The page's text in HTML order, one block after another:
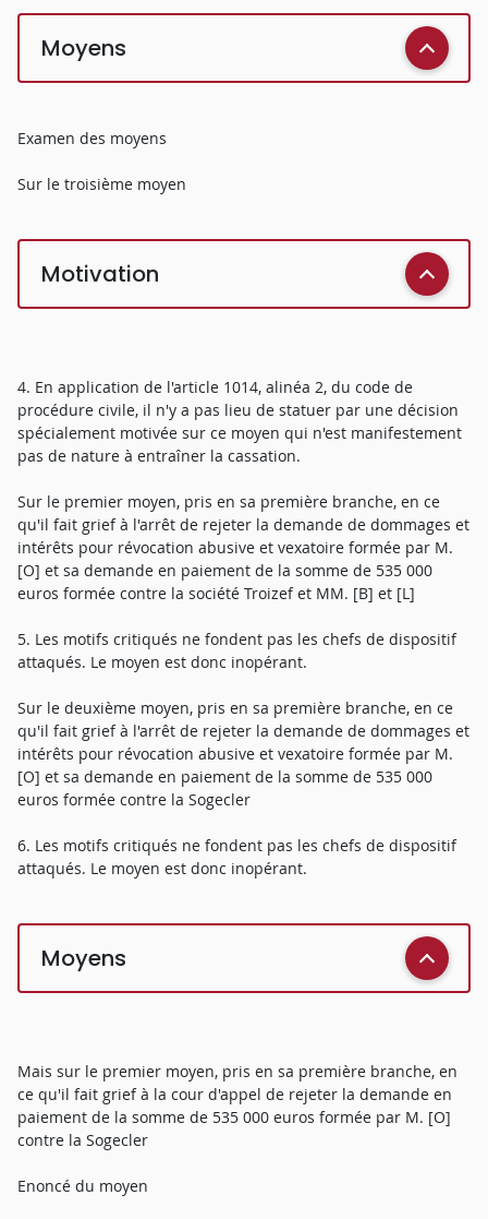
Moyens
Examen des moyens
Sur le troisième moyen
Motivation
4. En application de l'article 1014, alinéa 2, du code de
procédure civile, il n'y a pas lieu de statuer par une décision
spécialement motivée sur ce moyen qui n'est manifestement
pas de nature à entraîner la cassation.
Sur le premier moyen, pris en sa première branche, en ce
qu'il fait grief à l'arrêt de rejeter la demande de dommages et
intérêts pour révocation abusive et vexatoire formée par M.
[O] et sa demande en paiement de la somme de 535 000
euros formée contre la société Troizef et MM. [B] et [L]
5. Les motifs critiqués ne fondent pas les chefs de dispositif
attaqués. Le moyen est donc inopérant.
Sur le deuxième moyen, pris en sa première branche, en ce
qu'il fait grief à l'arrêt de rejeter la demande de dommages et
intérêts pour révocation abusive et vexatoire formée par M.
[O] et sa demande en paiement de la somme de 535 000
euros formée contre la Sogecler
6. Les motifs critiqués ne fondent pas les chefs de dispositif
attaqués. Le moyen est donc inopérant.
Moyens
Mais sur le premier moyen, pris en sa première branche, en
ce qu'il fait grief à la cour d'appel de rejeter la demande en
paiement de la somme de 535 000 euros formée par M. [O]
contre la Sogecler
Enoncé du moyen